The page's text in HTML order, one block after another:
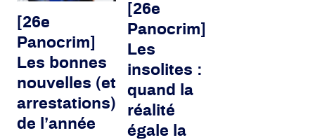
[26e
Panocrim]
Les bonnes
nouvelles (et
arrestations)
de l’année
[26e
Panocrim]
Les
insolites :
quand la
réalité
égale la